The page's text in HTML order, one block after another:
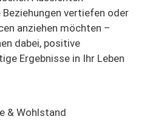
Beziehungen vertiefen oder
anziehen möchten –
dabei, positive
Ergebnisse in Ihr Leben
& Wohlstand